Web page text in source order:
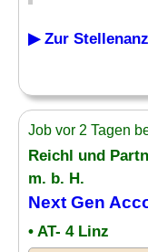
▶ Zur
Job vor 2 Tagen
Reichl und
m. b. H.
Next Gen
• AT- 4 Linz